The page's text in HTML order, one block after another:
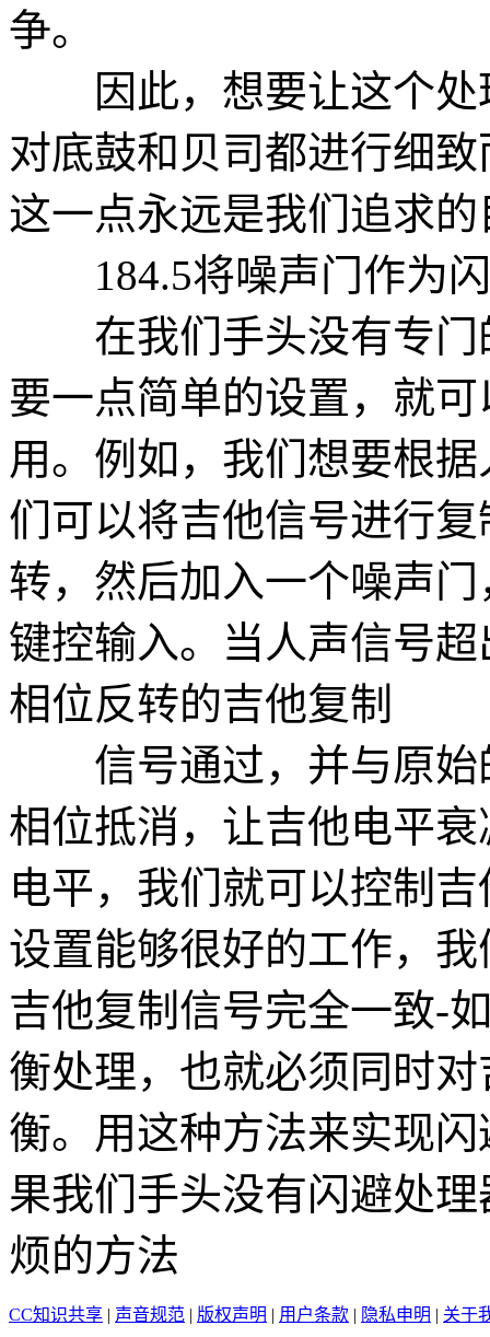
争。
因此，想要让这个处
对底鼓和贝司都进行细
这一点永远是我们追求的
184.5将噪声门作为闪
在我们手头没有专门
要一点简单的设置，就
用。例如，我们想要根
们可以将吉他信号进行
转，然后加入一个噪声
键控输入。当人声信号
相位反转的吉他复制
信号通过，并与原始
相位抵消，让吉他电平
电平，我们就可以控制
设置能够很好的工作，
吉他复制信号完全一致-
衡处理，也就必须同时
衡。用这种方法来实现
果我们手头没有闪避处
烦的方法
CC知识共享 | 声音规范 | 版权声明 | 用户条款 | 隐私申明 | 关于